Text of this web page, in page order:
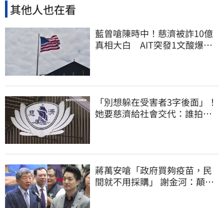
其他人也在看
藍曾嗆陳時中！慈濟被詐10億
真相大白 AIT突發1文酸爆…
「別想躲在受害者3字後面」！
她要慈濟給社會交代：誰拍板
蔣萬安嗆「政府買夠疫苗，民
間就不用採購」 謝金河：顛倒